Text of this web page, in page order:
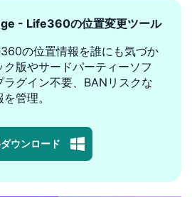
- Life360の位置変更ツール
の位置情報を誰にも気づか
版やサードパーティーソフ
ラグイン不要、BANリスクな
管理。
ウンロード